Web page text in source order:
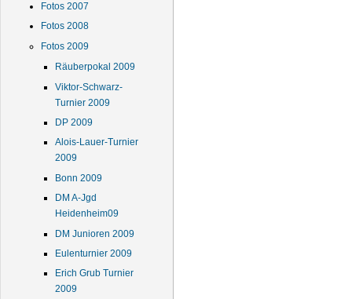
Fotos 2007
Fotos 2008
Fotos 2009
Räuberpokal 2009
Viktor-Schwarz-
Turnier 2009
DP 2009
Alois-Lauer-Turnier
2009
Bonn 2009
DM A-Jgd
Heidenheim09
DM Junioren 2009
Eulenturnier 2009
Erich Grub Turnier
2009